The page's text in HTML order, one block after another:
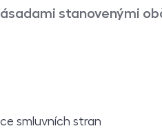
stanovenými
smluvních stran